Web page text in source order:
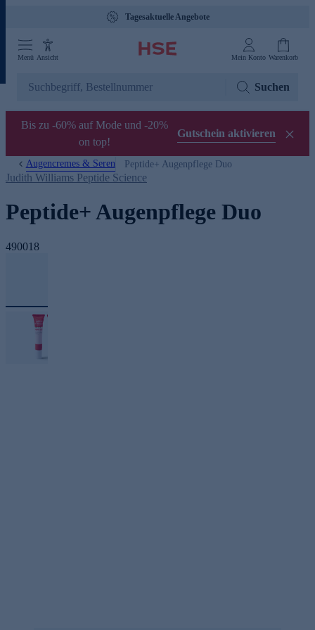
Tagesaktuelle Angebote
Menü Ansicht Mein Konto Warenkorb
Suchen
Bis zu -60% auf Mode und -20%
on top!
Gutschein aktivieren
Augencremes & Seren Peptide+ Augenpflege Duo
Judith Williams Peptide Science
Peptide+ Augenpflege Duo
490018